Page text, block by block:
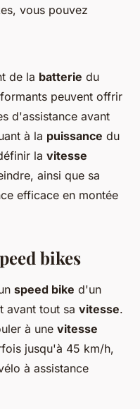
vous pouvez
de la batterie du
peuvent offrir
d'assistance avant
à la puissance du
la vitesse
ainsi que sa
efficace en montée
bikes
speed bike d'un
avant tout sa vitesse.
à une vitesse
jusqu'à 45 km/h,
à assistance